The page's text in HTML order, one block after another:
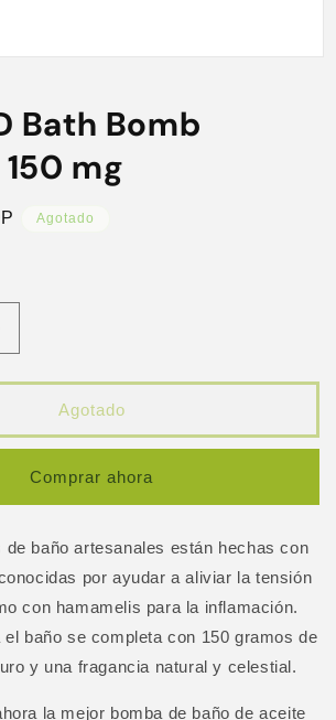
Bath Bomb
mg
Agotado
JUSTCBD
Lavanda
Agotado
Comprar ahora
de baño artesanales están hechas con
por ayudar a aliviar la tensión
con hamamelis para la inflamación.
baño se completa con 150 gramos de
y una fragancia natural y celestial.
la mejor bomba de baño de aceite